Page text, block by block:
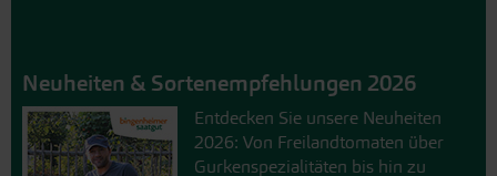
Neuheiten & Sortenempfehlungen 2026
Entdecken Sie unsere Neuheiten
2026: Von Freilandtomaten über
Gurkenspezialitäten bis hin zu